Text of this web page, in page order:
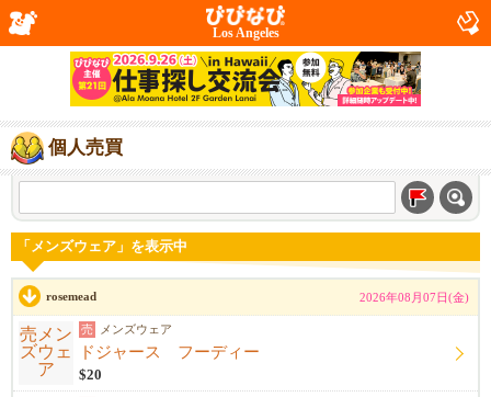
Los Angeles
個人売買
「メンズウェア」を表示中
rosemead 2026年08月07日(金)
売 メンズウェア
ドジャース フーディー
$20